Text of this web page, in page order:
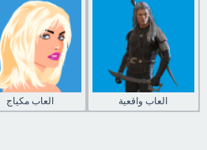
العاب مكياج العاب واقعية